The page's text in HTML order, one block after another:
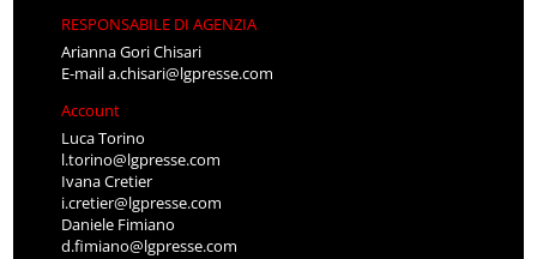
RESPONSABILE DI AGENZIA
Arianna Gori Chisari
E-maila.chisari@lgpresse.com
Account
Luca Torino
l.torino@lgpresse.com
Ivana Cretier
i.cretier@lgpresse.com
Daniele Fimiano
d.fimiano@lgpresse.com